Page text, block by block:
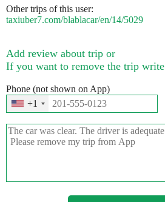
Other trips of this user:
taxiuber7.com/blablacar/en/14/5029
Add review about trip or
If you want to remove the trip
Phone (not shown on App)
+1